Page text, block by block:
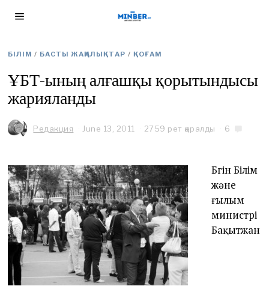
БІЛІМ / БАСТЫ ЖАҢАЛЫҚТАР / ҚОҒАМ
ҰБТ-ының алғашқы қорытындысы
жарияланды
Редакция June 13, 2011
1
4
,
2
0
1
1
2759 рет қаралды 6
Бүгін Білім
және
ғылым
министрі
Бақытжан